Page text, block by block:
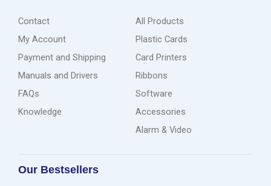
Contact
My Account
Payment and Shipping
Manuals and Drivers
FAQs
Knowledge
All Products
Plastic Cards
Card Printers
Ribbons
Software
Accessories
Alarm & Video
Our Bestsellers